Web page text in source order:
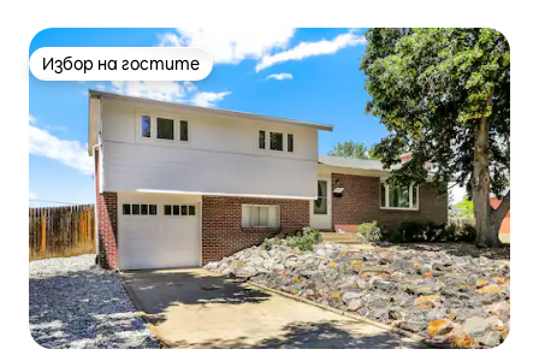
Избор на гостите
Избор на гостите